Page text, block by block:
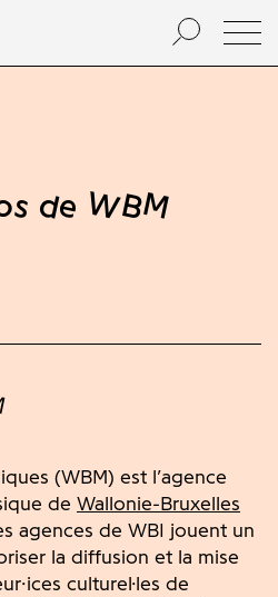
de WBM
(WBM) est l’agence
de Wallonie-Bruxelles
agences de WBI jouent un
la diffusion et la mise
culturel·les de